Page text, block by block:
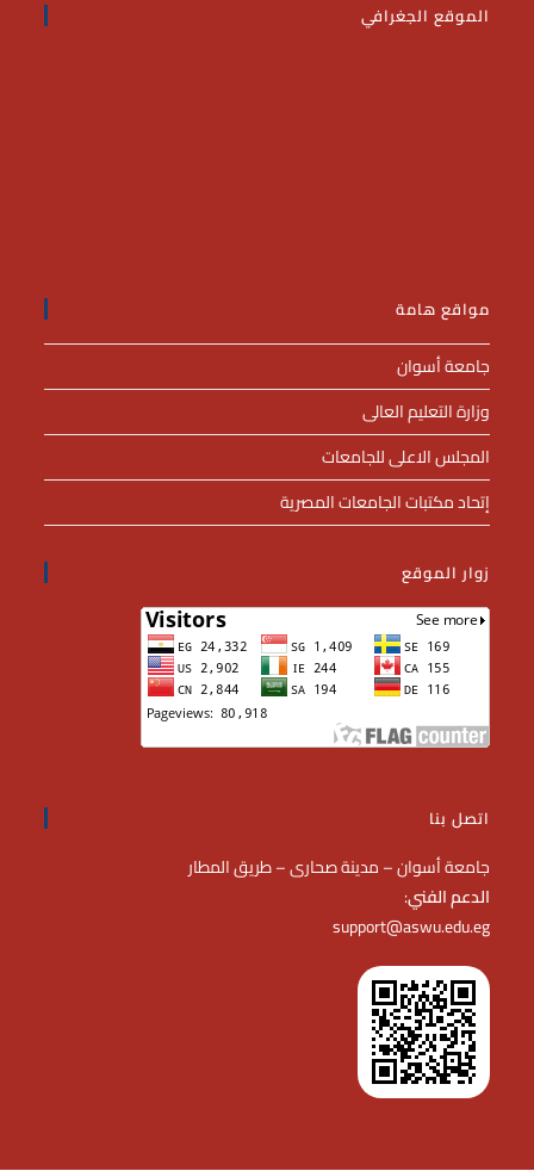
الموقع الجغرافي
مواقع هامة
جامعة أسوان
وزارة التعليم العالى
المجلس الاعلى للجامعات
إتحاد مكتبات الجامعات المصرية
زوار الموقع
اتصل بنا
جامعة أسوان – مدينة صحارى – طريق المطار
:الدعم الفني
support@aswu.edu.eg